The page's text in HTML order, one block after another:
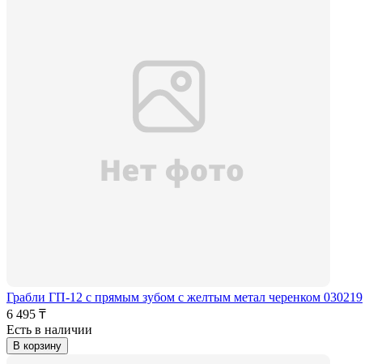
Грабли ГП-12 с прямым зубом с желтым метал черенком 030219
6 495 ₸
Есть в наличии
В корзину